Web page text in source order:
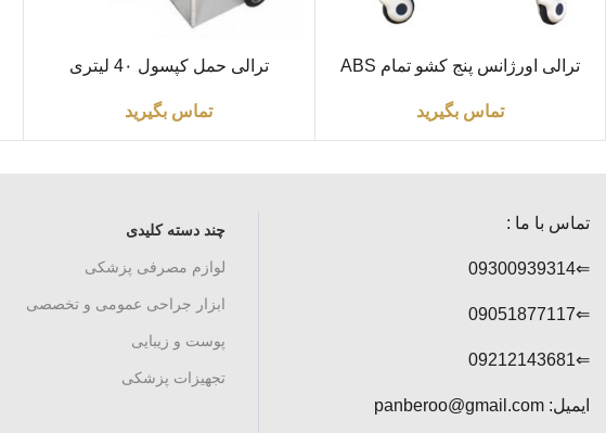
اطلاعات بیشتر
ترالی اورژانس پنج کشو تمام ABS
تماس بگیرید
اطلاعات بیشتر
ترالی حمل کپسول 4۰ لیتری
تماس بگیرید
چند دسته کلیدی
لوازم مصرفی پزشکی
ابزار جراحی عمومی و تخصصی
پوست و زیبایی
تجهیزات پزشکی
تماس با ما :
⇐09300939314
⇐09051877117
⇐09212143681
ایمیل: panberoo@gmail.com